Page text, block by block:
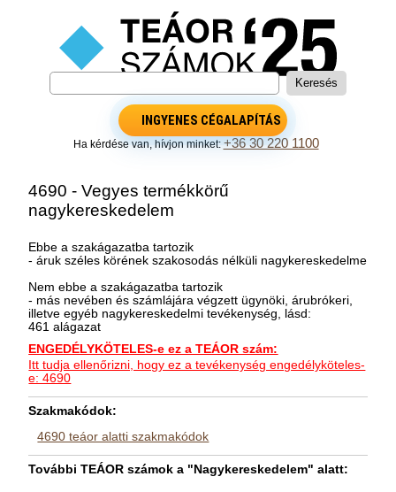
INGYENES CÉGALAPÍTÁS
Ha kérdése van, hívjon minket:+36 30 220 1100
4690 - Vegyes termékkörű
nagykereskedelem
Ebbe a szakágazatba tartozik
- áruk széles körének szakosodás nélküli nagykereskedelme
Nem ebbe a szakágazatba tartozik
- más nevében és számlájára végzett ügynöki, árubrókeri,
illetve egyéb nagykereskedelmi tevékenység, lásd:
461 alágazat
ENGEDÉLYKÖTELES-e ez a TEÁOR szám:
Itt tudja ellenőrizni, hogy ez a tevékenység engedélyköteles-
e: 4690
Szakmakódok:
4690 teáor alatti szakmakódok
További TEÁOR számok a "Nagykereskedelem" alatt: